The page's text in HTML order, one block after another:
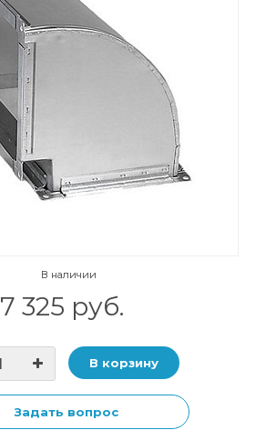
В наличии
7 325 руб.
В корзину
Задать вопрос